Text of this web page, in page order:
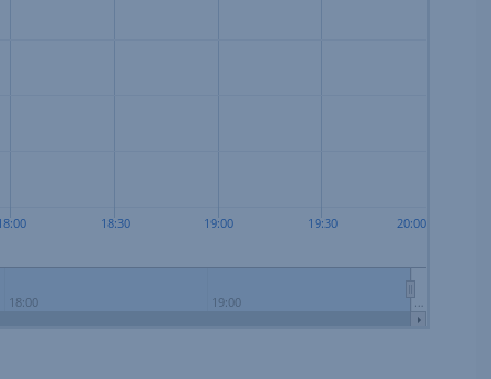
18:30 19:00 19:30 20:00
18:00 19:00 …